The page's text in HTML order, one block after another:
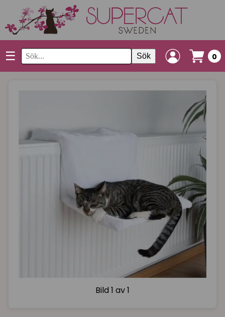
☰ Sök 0
Bild 1 av 1